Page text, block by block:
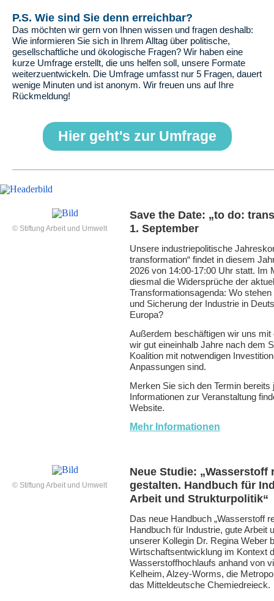
P.S. Wie sind Sie denn erreichbar?
Das möchten wir gern von Ihnen wissen und fragen deshalb:
Wie informieren Sie sich in Ihrem Alltag über politische,
gesellschaftliche und ökologische Fragen? Wir haben eine
kurze Umfrage erstellt, die uns helfen soll, unsere Formate
weiterzuentwickeln. Die Umfrage umfasst nur 5 Fragen, dauert
wenige Minuten und ist anonym. Wir freuen uns auf Ihre
Rückmeldung!
Hier geht's zur Umfrage
© Stiftung Arbeit und Umwelt
Save the Date: „to do:
1. September
Unsere industriepolitische
transformation“ findet in diesem
2026 von 14:00-17:00 Uhr statt. Im
diesmal die Widersprüche der
Transformationsagenda: Wo
und Sicherung der Industrie in
Europa?
Außerdem beschäftigen wir uns mit
wir gut eineinhalb Jahre nach dem
Koalition mit notwendigen
Anpassungen sind.
Merken Sie sich den Termin bereits
Informationen zur Veranstaltung
Website.
Mehr Informationen
© Stiftung Arbeit und Umwelt
Neue Studie: „Wasserstoff
gestalten. Handbuch für
Arbeit und Strukturpolitik“
Das neue Handbuch „Wasserstoff
Handbuch für Industrie, gute Arbeit
unserer Kollegin Dr. Regina Weber
Wirtschaftsentwicklung im Kontext
Wasserstoffhochlaufs anhand von
Kelheim, Alzey-Worms, die
das Mitteldeutsche Chemiedreieck.